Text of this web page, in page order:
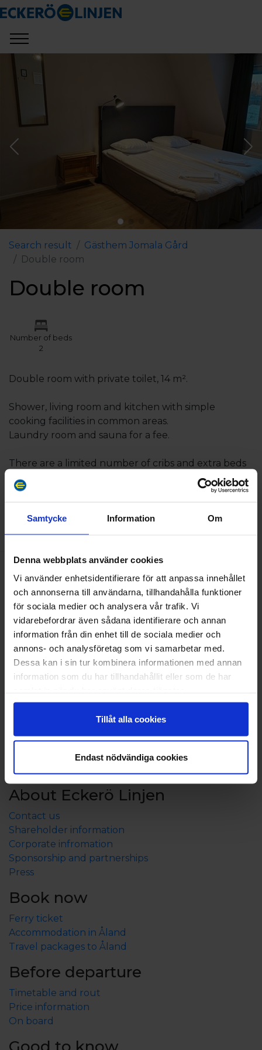
Samtycke Information Om
Denna webbplats använder cookies
Vi använder enhetsidentifierare för att anpassa innehållet
och annonserna till användarna, tillhandahålla funktioner
för sociala medier och analysera vår trafik. Vi
vidarebefordrar även sådana identifierare och annan
information från din enhet till de sociala medier och
annons- och analysföretag som vi samarbetar med.
Dessa kan i sin tur kombinera informationen med annan
information som du har tillhandahållit eller som de har
Tillåt alla cookies
Endast nödvändiga cookies
Search result
Gästhem Jomala Gård
Double room
Double room
Number of beds
2
Double room with private toilet, 14 m².
Shower, living room and kitchen with simple
cooking facilities in common areas.
Laundry room and sauna for a fee.
There are a limited number of cribs and extra beds
for children up to 15 years. Can be booked as an
add-on, subject to availability.
AMENITIES
Capacity
Number of beds:
About Eckerö Linjen
Contact us
Shareholder information
Corporate infromation
Sponsorship and partnerships
Press
Book now
Ferry ticket
Accommodation in Åland
Travel packages to Åland
Before departure
Timetable and rout
Price information
On board